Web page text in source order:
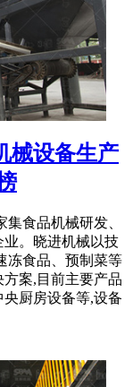
械设备生产
食品机械研发、
。晓进机械以技
冻食品、预制菜等
案,目前主要产品
厨房设备等,设备